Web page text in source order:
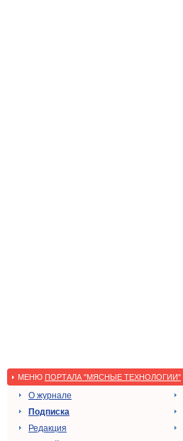
МЕНЮ ПОРТАЛА "МЯСНЫЕ ТЕХНОЛОГИИ"
О журнале
Подписка
Редакция